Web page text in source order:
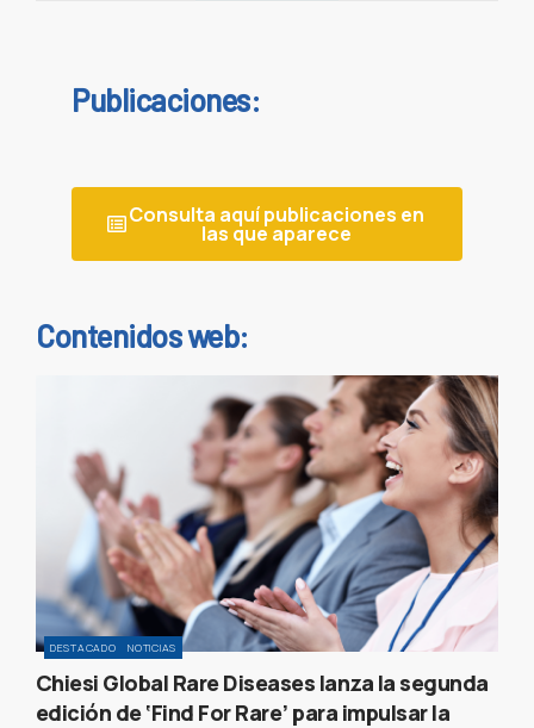
Publicaciones:
Consulta aquí publicaciones en
las que aparece
Contenidos web:
DESTACADO NOTICIAS
Chiesi Global Rare Diseases lanza la segunda
edición de ‘Find For Rare’ para impulsar la